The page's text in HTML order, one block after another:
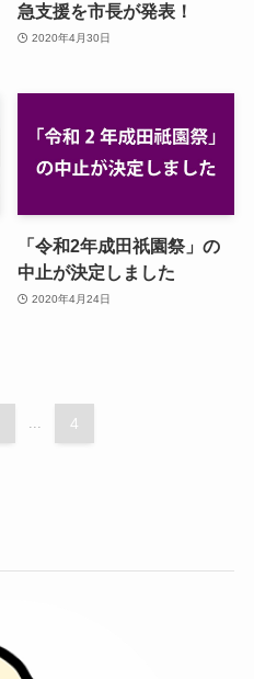
急支援を市長が発表！
2020年4月30日
「令和2年成田祇園祭」の
中止が決定しました
2020年4月24日
... 4